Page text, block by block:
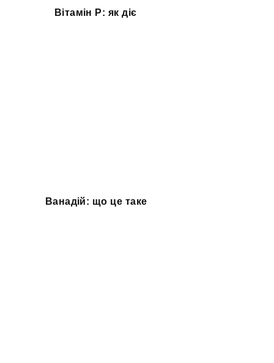
Вітамін P: як діє
Ванадій: що це таке